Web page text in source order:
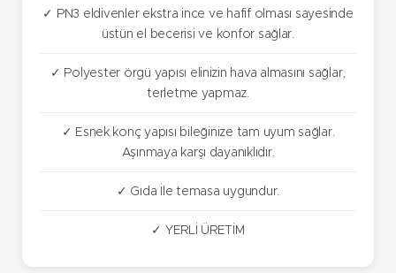
✓ PN3 eldivenler ekstra ince ve hafif olması sayesinde
üstün el becerisi ve konfor sağlar.
✓ Polyester örgü yapısı elinizin hava almasını sağlar,
terletme yapmaz.
✓ Esnek konç yapısı bileğinize tam uyum sağlar.
Aşınmaya karşı dayanıklıdır.
✓ Gıda İle temasa uygundur.
✓ YERLİ ÜRETİM